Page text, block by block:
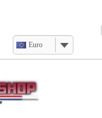
Euro